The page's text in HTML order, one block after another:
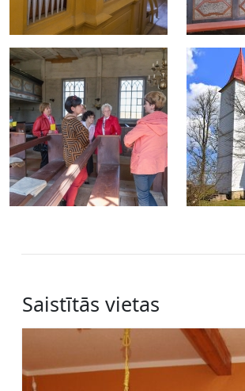
Saistītās vietas